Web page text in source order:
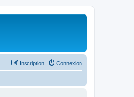
Connexion
Inscription